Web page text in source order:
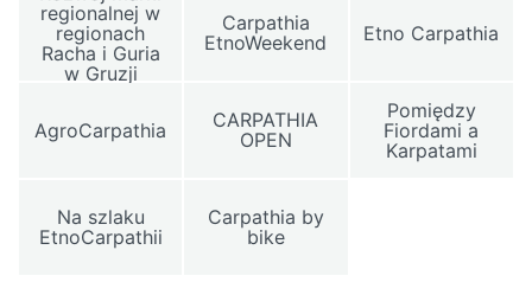
regionalnej w
regionach
Racha i Guria
w Gruzji
Carpathia
EtnoWeekend
Etno Carpathia
AgroCarpathia
CARPATHIA
OPEN
Pomiędzy
Fiordami a
Karpatami
Na szlaku
EtnoCarpathii
Carpathia by
bike